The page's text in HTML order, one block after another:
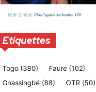
Etiquettes
Togo (380) Faure (102)
Gnassingbé (88) OTR (50)